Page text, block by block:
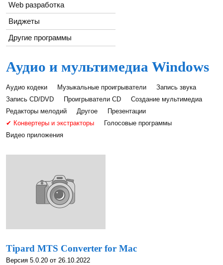
Web разработка
Виджеты
Другие программы
Аудио и мультимедиа Windows
Аудио кодеки Музыкальные проигрыватели
Запись звука
Запись CD/DVD
Проигрыватели CD
Создание мультимедиа
Редакторы мелодий
Другое
Презентации
✔ Конвертеры и экстракторы
Голосовые программы
Видео приложения
Tipard MTS Converter for Mac
Версия 5.0.20 от 26.10.2022